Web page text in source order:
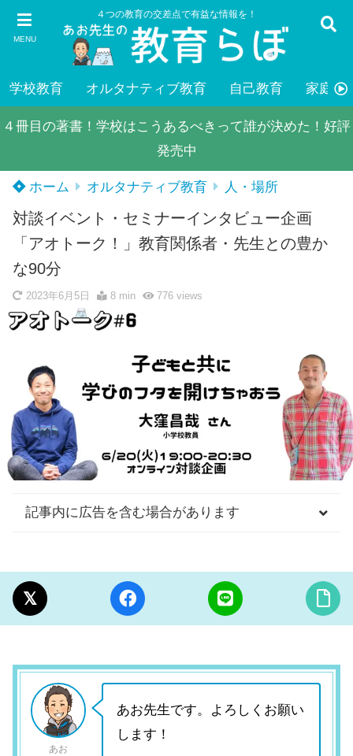
MENU
４つの教育の交差点で有益な情報を！
学校教育 オルタナティブ教育 自己教育 家庭教
４冊目の著書！学校はこうあるべきって誰が決めた！好評
発売中
ホーム オルタナティブ教育 人・場所
対談イベント・セミナーインタビュー企画
「アオトーク！」教育関係者・先生との豊か
な90分
2023年6月5日 8 min 776views
記事内に広告を含む場合があります
あお
あお先生です。よろしくお願い
します！